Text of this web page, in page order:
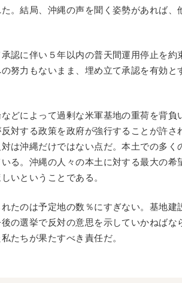
。結局、沖縄の声を聞く姿勢があれば、
認に伴い５年以内の普天間運用停止を約
努力もないまま、埋め立て承認を有効と
どによって過剰な米軍基地の重荷を背負
対する政策を政府が強行することが許さ
は沖縄だけではない点だ。本土での多く
る。沖縄の人々の本土に対する最大の希
いということである。
たのは予定地の数％にすぎない。基地建
の選挙で反対の意思を示していかねばな
たちが果たすべき責任だ。